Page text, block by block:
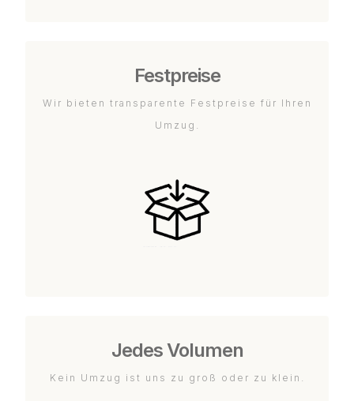
Festpreise
Wir bieten transparente Festpreise für Ihren
Umzug.
Jedes Volumen
Kein Umzug ist uns zu groß oder zu klein.